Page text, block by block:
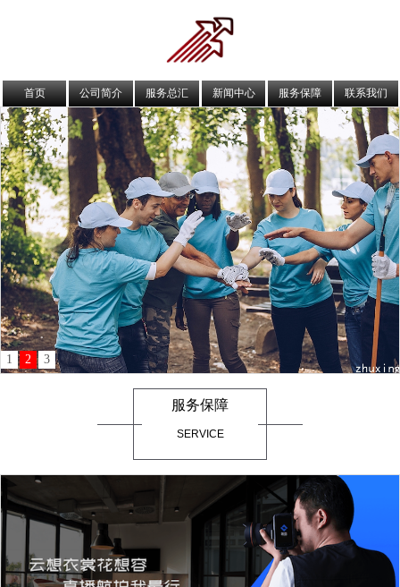
首页 公司简介 服务总汇 新闻中心 服务保障 联系我们
1 2 3
服务保障
SERVICE